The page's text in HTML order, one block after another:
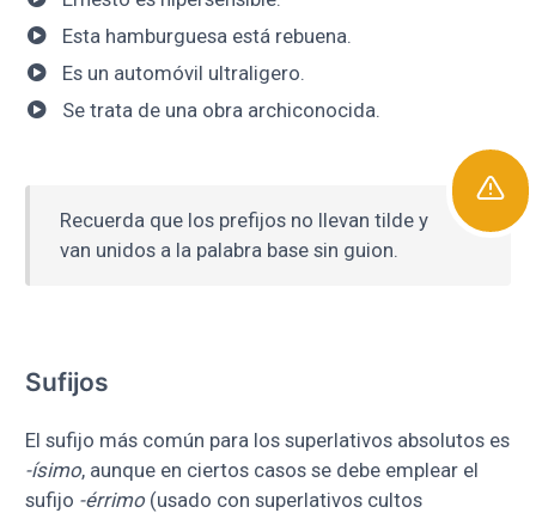
Esta hamburguesa está rebuena.
Es un automóvil ultraligero.
Se trata de una obra archiconocida.
Recuerda que los prefijos no llevan tilde y
van unidos a la palabra base sin guion.
Sufijos
El sufijo más común para los superlativos absolutos es
-ísimo, aunque en ciertos casos se debe emplear el
sufijo -érrimo (usado con superlativos cultos